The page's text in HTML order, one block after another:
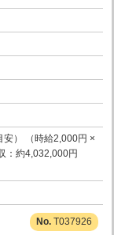
） （時給2,000円 ×
：約4,032,000円
T037926